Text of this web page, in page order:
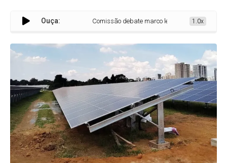
Ouça: Comissão debate marco legal da geração
1.0x